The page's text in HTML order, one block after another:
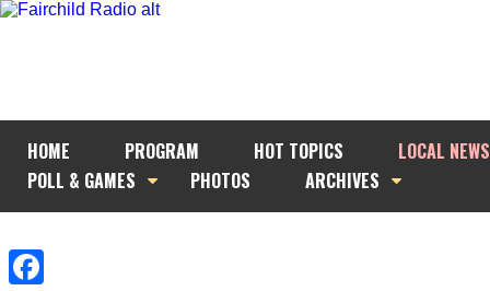
HOME PROGRAM HOT TOPICS
LOCAL NEWS
POLL & GAMES
PHOTOS ARCHIVES